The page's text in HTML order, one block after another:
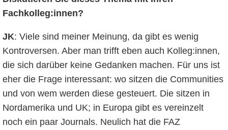
Fachkolleg:innen?
JK: Viele sind meiner Meinung, da gibt es wenig
Kontroversen. Aber man trifft eben auch Kolleg:innen,
die sich darüber keine Gedanken machen. Für uns ist
eher die Frage interessant: wo sitzen die Communities
und von wem werden diese gesteuert. Die sitzen in
Nordamerika und UK; in Europa gibt es vereinzelt
noch ein paar Journals. Neulich hat die FAZ